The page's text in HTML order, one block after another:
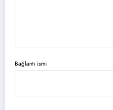
Bağlantı ismi